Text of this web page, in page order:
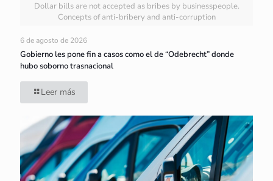
Dollar bills are not accepted as bribes by businesspeople.
Concepts of anti-bribery and anti-corruption
6 de agosto de 2026
Gobierno les pone fin a casos como el de “Odebrecht” donde
hubo soborno trasnacional
Leer más